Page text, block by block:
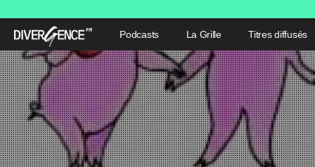
Podcasts La Grille Titres diffusés